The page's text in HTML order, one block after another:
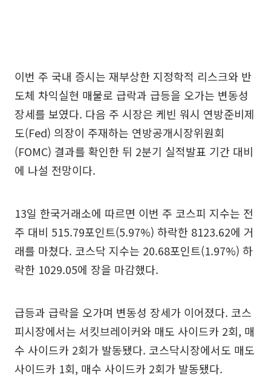
이번 주 국내 증시는 재부상한 지정학적 리스크와 반
도체 차익실현 매물로 급락과 급등을 오가는 변동성
장세를 보였다. 다음 주 시장은 케빈 워시 연방준비제
도(Fed) 의장이 주재하는 연방공개시장위원회
(FOMC) 결과를 확인한 뒤 2분기 실적발표 기간 대비
에 나설 전망이다.
13일 한국거래소에 따르면 이번 주 코스피 지수는 전
주 대비 515.79포인트(5.97%) 하락한 8123.62에 거
래를 마쳤다. 코스닥 지수는 20.68포인트(1.97%) 하
락한 1029.05에 장을 마감했다.
급등과 급락을 오가며 변동성 장세가 이어졌다. 코스
피시장에서는 서킷브레이커와 매도 사이드카 2회, 매
수 사이드카 2회가 발동됐다. 코스닥시장에서도 매도
사이드카 1회, 매수 사이드카 2회가 발동됐다.